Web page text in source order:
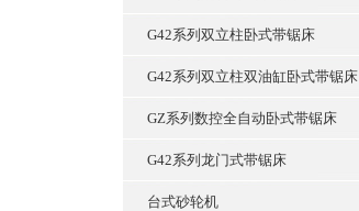
G42系列双立柱卧式带锯床
G42系列双立柱双油缸卧式带锯床
GZ系列数控全自动卧式带锯床
G42系列龙门式带锯床
台式砂轮机